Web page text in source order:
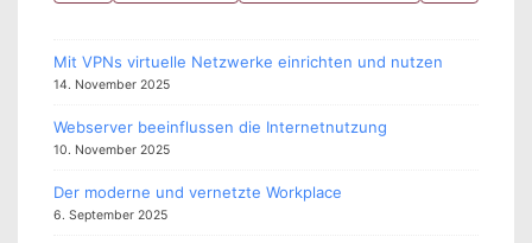
Mit VPNs virtuelle Netzwerke einrichten und nutzen
14. November 2025
Webserver beeinflussen die Internetnutzung
10. November 2025
Der moderne und vernetzte Workplace
6. September 2025